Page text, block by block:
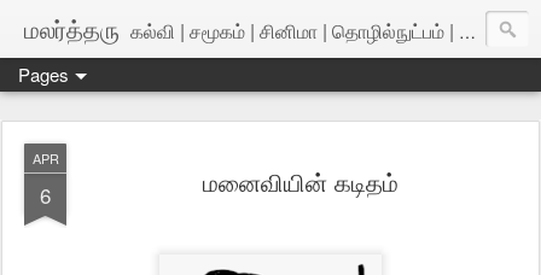
மலர்த்தரு கல்வி | சமூகம் | சினிமா | தொழில்நுட்பம் | அறிவியல்
Pages
APR
6 மனைவியின் கடிதம்